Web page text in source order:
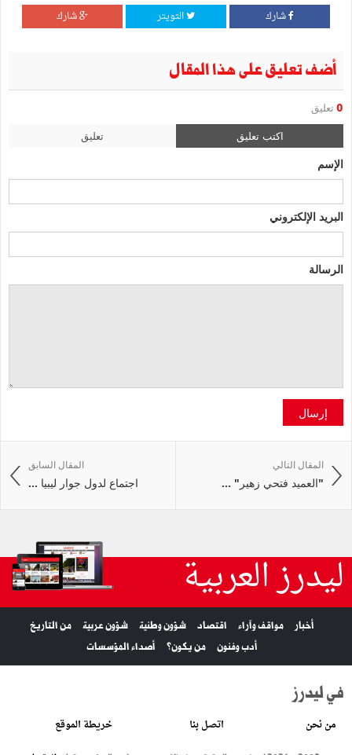
شارك التويتر شارك
أضف تعليق على هذا المقال
0 تعليق
اكتب تعليق تعليق
الإسم
البريد الإلكتروني
الرسالة
إرسال
المقال السابق
اجتماع لدول جوار ليبيا ...
المقال التالي
"العميد فتحي زهير" ...
ليدرز العربية
أخبار مواقف وآراء اقتصاد شؤون وطنية شؤون عربية
من التاريخ
أدب وفنون
من يكون؟ أصداء المؤسسات
في ليدرز
من نحن اتصل بنا خريطة الموقع